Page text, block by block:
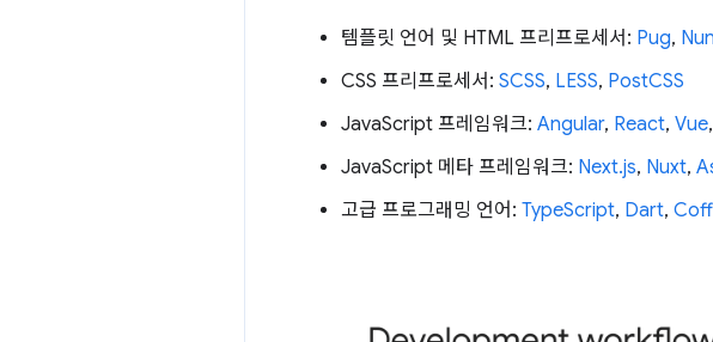
템플릿 언어 및 HTML 프리프로세서: Pug,
CSS 프리프로세서: SCSS, LESS, PostCSS
JavaScript 프레임워크: Angular, React, Vue,
JavaScript 메타 프레임워크: Next.js, Nuxt,
고급 프로그래밍 언어: TypeScript, Dart,